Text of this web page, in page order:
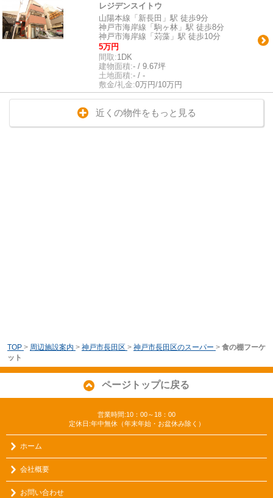
レジデンスイトウ
山陽本線「新長田」駅 徒歩9分
神戸市海岸線「駒ヶ林」駅 徒歩8分
神戸市海岸線「苅藻」駅 徒歩10分
5万円
間取:1DK
建物面積:- / 9.67坪
土地面積:- / -
敷金/礼金:0万円/10万円
近くの物件をもっと見る
TOP > 周辺施設案内 > 神戸市長田区 > 神戸市長田区のスーパー > 食の棚フーケ
ット
ページトップに戻る
営業時間:10：00～18：00
定休日:年中無休（年末年始・お盆休み除く）
ホーム
会社概要
お問い合わせ